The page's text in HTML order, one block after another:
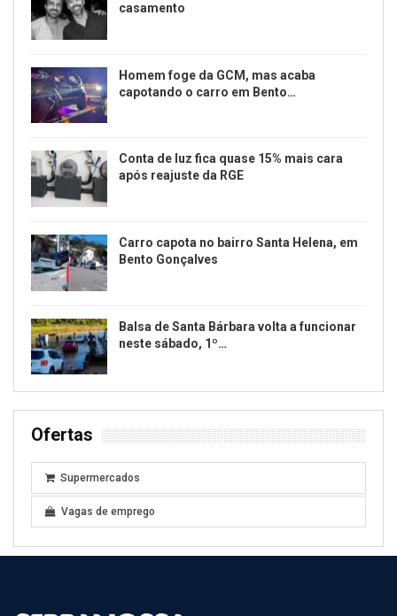
casamento
Homem foge da GCM, mas acaba
capotando o carro em Bento…
Conta de luz fica quase 15% mais cara
após reajuste da RGE
Carro capota no bairro Santa Helena, em
Bento Gonçalves
Balsa de Santa Bárbara volta a funcionar
neste sábado, 1º…
Ofertas
Supermercados
Vagas de emprego